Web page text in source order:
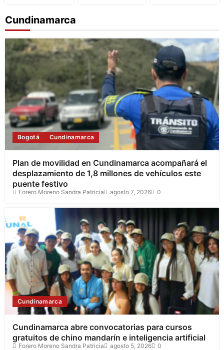
Cundinamarca
Bogotá Cundinamarca
Plan de movilidad en Cundinamarca acompañará el
desplazamiento de 1,8 millones de vehículos este
puente festivo
Forero Moreno Sandra Patricia agosto 7, 2026 0
Cundinamarca
Cundinamarca abre convocatorias para cursos
gratuitos de chino mandarín e inteligencia artificial
Forero Moreno Sandra Patricia agosto 5, 2026 0